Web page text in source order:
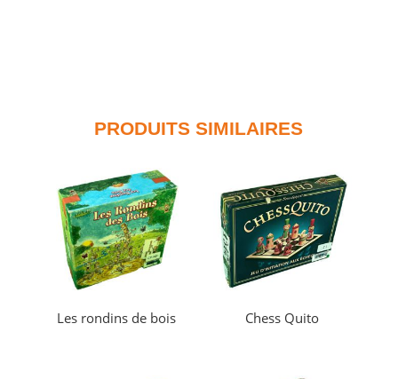
PRODUITS SIMILAIRES
Les rondins de bois Chess Quito